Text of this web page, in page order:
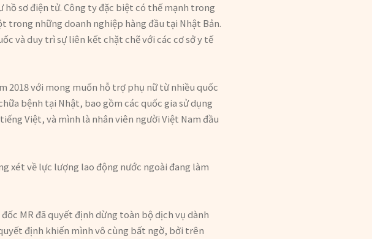
sơ điện tử. Công ty đặc biệt có thế mạnh trong
những doanh nghiệp hàng đầu tại Nhật Bản.
và duy trì sự liên kết chặt chẽ với các cơ sở y tế
2018 với mong muốn hỗ trợ phụ nữ từ nhiều quốc
bệnh tại Nhật, bao gồm các quốc gia sử dụng
Việt, và mình là nhân viên người Việt Nam đầu
xét về lực lượng lao động nước ngoài đang làm
MR đã quyết định dừng toàn bộ dịch vụ dành
định khiến mình vô cùng bất ngờ, bởi trên